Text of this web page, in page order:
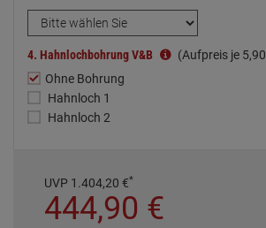
4. Hahnlochbohrung V&B (Aufpreis je 5,90
Ohne Bohrung
Hahnloch 1
Hahnloch 2
UVP 1.404,20 €*
444,90 €